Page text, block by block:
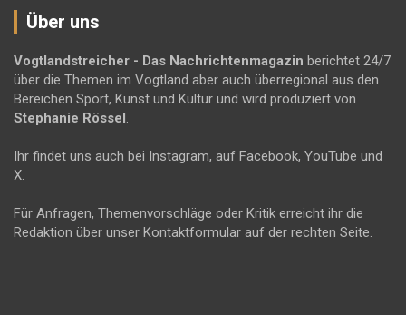
Über uns
Vogtlandstreicher - Das Nachrichtenmagazin berichtet 24/7
über die Themen im Vogtland aber auch überregional aus den
Bereichen Sport, Kunst und Kultur und wird produziert von
Stephanie Rössel.
Ihr findet uns auch bei Instagram, auf Facebook, YouTube und
X.
Für Anfragen, Themenvorschläge oder Kritik erreicht ihr die
Redaktion über unser Kontaktformular auf der rechten Seite.